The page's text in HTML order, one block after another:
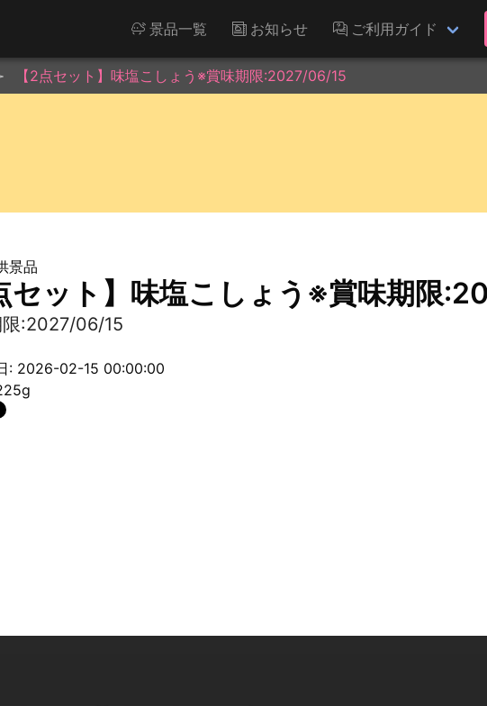
景品一覧 お知らせ ご利用ガイド
【2点セット】味塩こしょう※賞味期限:2027/06/15
景品
セット】味塩こしょう※賞味期限
:2027/06/15
: 2026-02-15 00:00:00